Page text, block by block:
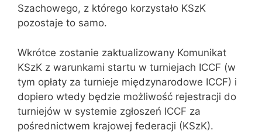
Szachowego, z którego korzystało KSzK
pozostaje to samo.
Wkrótce zostanie zaktualizowany Komunikat
KSzK z warunkami startu w turniejach ICCF (w
tym opłaty za turnieje międzynarodowe ICCF) i
dopiero wtedy będzie możliwość rejestracji do
turniejów w systemie zgłoszeń ICCF za
pośrednictwem krajowej federacji (KSzK).